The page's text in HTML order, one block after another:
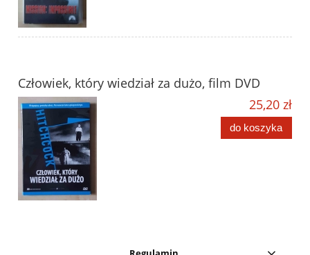
Człowiek, który wiedział za dużo, film DVD
25,20 zł
do koszyka